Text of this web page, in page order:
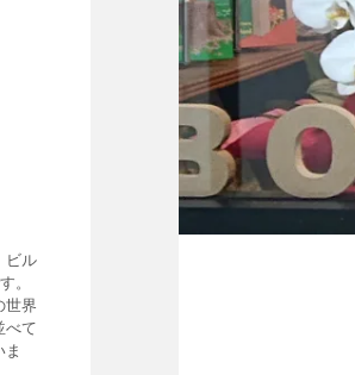
ビル
。
世界
べて